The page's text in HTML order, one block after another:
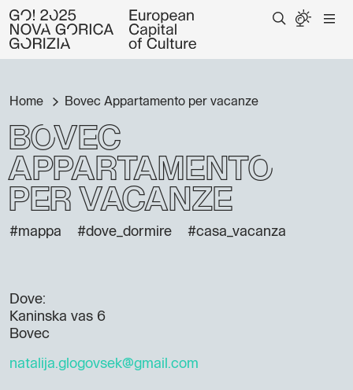
Home Bovec Appartamento per vacanze
Bovec
Appartamento
per vacanze
#mappa #dove_dormire #casa_vacanza
Dove:
Kaninska vas 6
Bovec
natalija.glogovsek@gmail.com